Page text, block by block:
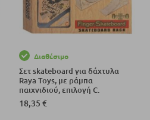
Διαθέσιμο
Σετ skateboard για δάχτυλα
Raya Toys, με ράμπα
παιχνιδιού, επιλογή C.
18,35 €